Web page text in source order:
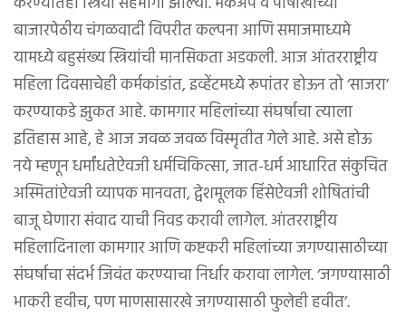
बाजारपेठीय चंगळवादी विपरीत कल्पना आणि समाजमाध्यमे
यामध्ये बहुसंख्य स्त्रियांची मानसिकता अडकली. आज आंतरराष्ट्रीय
महिला दिवसाचेही कर्मकांडांत, इव्हेंटमध्ये रूपांतर होऊन तो ‘साजरा’
करण्याकडे झुकत आहे. कामगार महिलांच्या संघर्षाचा त्याला
इतिहास आहे, हे आज जवळ जवळ विस्मृतीत गेले आहे. असे होऊ
नये म्हणून धर्मांधतेऐवजी धर्मचिकित्सा, जात-धर्म आधारित संकुचित
अस्मितांऐवजी व्यापक मानवता, द्वेशमूलक हिंसेऐवजी शोषितांची
बाजू घेणारा संवाद याची निवड करावी लागेल. आंतरराष्ट्रीय
महिलादिनाला कामगार आणि कष्टकरी महिलांच्या जगण्यासाठीच्या
संघर्षाचा संदर्भ जिवंत करण्याचा निर्धार करावा लागेल. ‘जगण्यासाठी
भाकरी हवीच, पण माणसासारखे जगण्यासाठी फुलेही हवीत’.